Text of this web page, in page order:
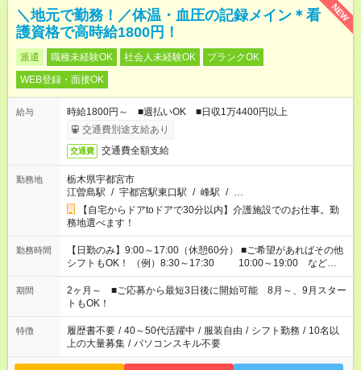
NEW
＼地元で勤務！／体温・血圧の記録メイン＊看
護資格で高時給1800円！
派遣 職種未経験OK 社会人未経験OK
ブランクOK
WEB登録・面接OK
給与
時給1800円～ ■週払いOK ■日収1万4400円以上
交通費別途支給あり
交通費 交通費全額支給
勤務地
栃木県宇都宮市
江曽島駅 / 宇都宮駅東口駅 / 峰駅 / …
【自宅からドアtoドアで30分以内】介護施設でのお仕事。勤
務地選べます！
勤務時間
【日勤のみ】9:00～17:00（休憩60分） ■ご希望があればその他
シフトもOK！ （例）8:30～17:30 10:00～19:00 など
「家族とお休みを合わせたい」 「できれば残業はしたくない」
など、あなたのご希望に沿ったお仕事をご紹介します！ ※Wワ
ーク希望の方へ 今ご覧のお仕事で希望する勤務時間と、もう1つ
のお仕事の勤務時間。 合計で週40時間を超える場合は応募でき
ません
期間
2ヶ月～ ■ご応募から最短3日後に開始可能 8月～、9月スター
トもOK！
特徴 履歴書不要 / 40～50代活躍中 / 服装自由 / シフト勤務 / 10名以
上の大量募集 / パソコンスキル不要